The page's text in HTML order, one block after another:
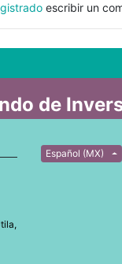
escribir un
de
Español (MX)